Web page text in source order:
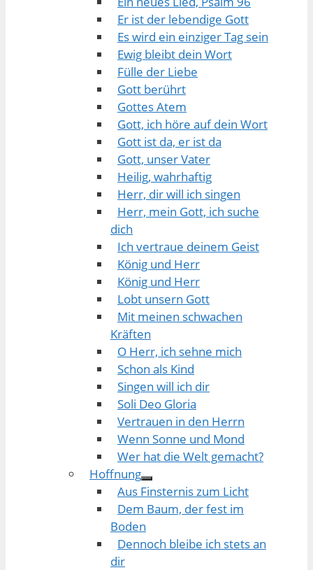
Er ist der lebendige Gott
Es wird ein einziger Tag sein
Ewig bleibt dein Wort
Fülle der Liebe
Gott berührt
Gottes Atem
Gott, ich höre auf dein Wort
Gott ist da, er ist da
Gott, unser Vater
Heilig, wahrhaftig
Herr, dir will ich singen
Herr, mein Gott, ich suche
dich
Ich vertraue deinem Geist
König und Herr
König und Herr
Lobt unsern Gott
Mit meinen schwachen
Kräften
O Herr, ich sehne mich
Schon als Kind
Singen will ich dir
Soli Deo Gloria
Vertrauen in den Herrn
Wenn Sonne und Mond
Wer hat die Welt gemacht?
Hoffnung
Aus Finsternis zum Licht
Dem Baum, der fest im
Boden
Dennoch bleibe ich stets an
dir